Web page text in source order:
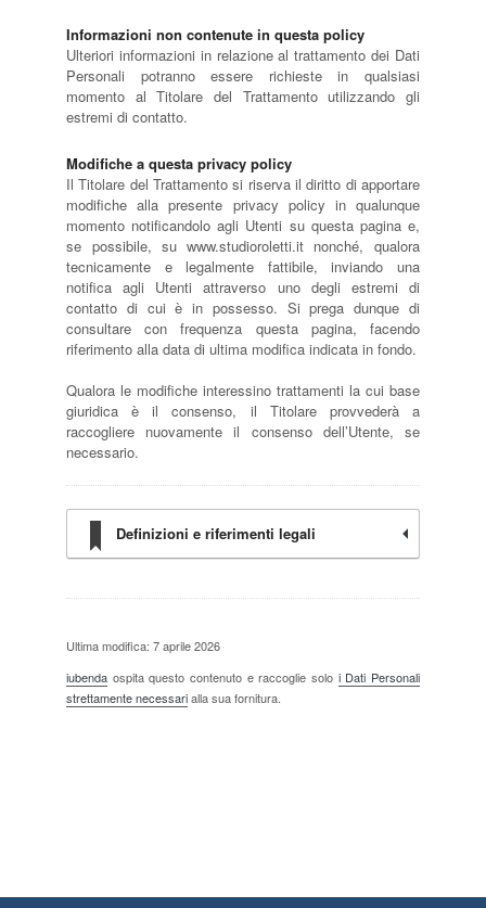
Informazioni non contenute in questa policy
Ulteriori informazioni in relazione al trattamento dei Dati
Personali potranno essere richieste in qualsiasi
momento al Titolare del Trattamento utilizzando gli
estremi di contatto.
Modifiche a questa privacy policy
Il Titolare del Trattamento si riserva il diritto di apportare
modifiche alla presente privacy policy in qualunque
momento notificandolo agli Utenti su questa pagina e,
se possibile, su www.studioroletti.it nonché, qualora
tecnicamente e legalmente fattibile, inviando una
notifica agli Utenti attraverso uno degli estremi di
contatto di cui è in possesso. Si prega dunque di
consultare con frequenza questa pagina, facendo
riferimento alla data di ultima modifica indicata in fondo.
Qualora le modifiche interessino trattamenti la cui base
giuridica è il consenso, il Titolare provvederà a
raccogliere nuovamente il consenso dell’Utente, se
necessario.
Definizioni e riferimenti legali
Ultima modifica: 7 aprile 2026
iubenda ospita questo contenuto e raccoglie solo i Dati Personali
strettamente necessarialla sua fornitura.